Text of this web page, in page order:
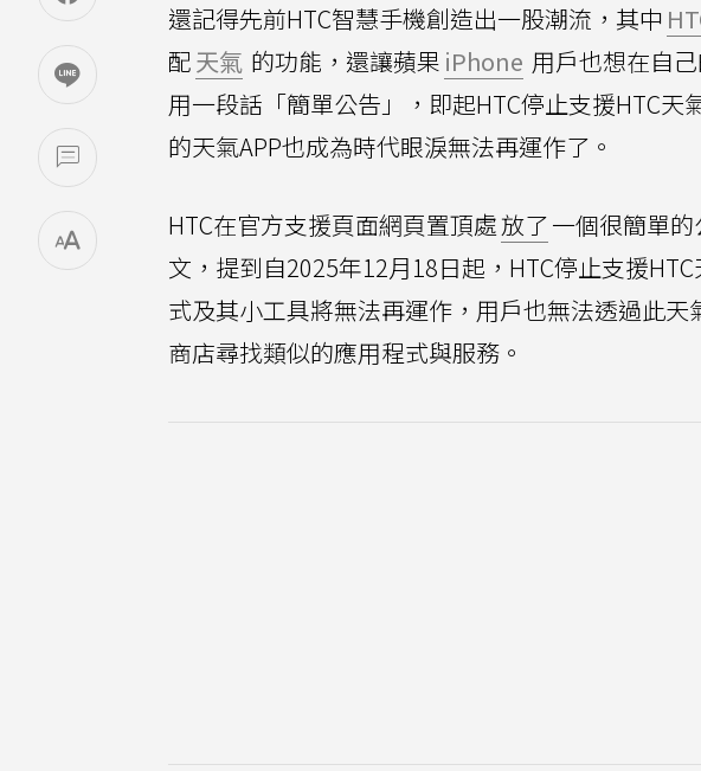
還記得先前HTC智慧手機創造出一股潮流，其中
配天氣 的功能，還讓蘋果 iPhone 用戶也想在自
用一段話「簡單公告」，即起HTC停止支援HTC天
的天氣APP也成為時代眼淚無法再運作了。
HTC在官方支援頁面網頁置頂處放了一個很簡單
文，提到自2025年12月18日起，HTC停止支援
式及其小工具將無法再運作，用戶也無法透過此
商店尋找類似的應用程式與服務。